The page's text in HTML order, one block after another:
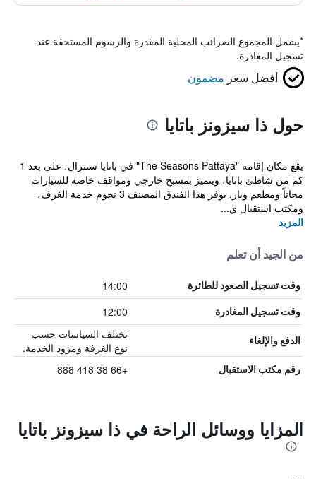
*يشمل المجموع الضرائب المحلية المقدرة والرسوم المستحقة عند
تسجيل المغادرة.
أفضل سعر مضمون
حول ذا سيزونز باتايا
يقع مكان إقامة "The Seasons Pattaya" في باتايا سنترال، على بعد 1
كم من شاطئ باتايا، ويتميز بمسبح خارجي ومواقف خاصة للسيارات
مجاناً ومطعم وبار. يوفر هذا الفندق المصنف 3 نجوم خدمة الغرف،
ومكتب استقبال ي...
المزيد
من الجيد أن تعلم
وقت تسجيل الصعود للطائرة 14:00
وقت تسجيل المغادرة 12:00
الدفع والإلغاء
تختلف السياسات حسب
نوع الغرفة ومزود الخدمة.
رقم مكتب الاستقبال +66 38 418 888
المزايا ووسائل الراحة في ذا سيزونز باتايا